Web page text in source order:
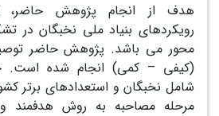
هدف از انجام پژوهش حاضر،
رویکردهای بنیاد ملی نخبگان در
محور می باشد. پژوهش حاضر
(کیفی – کمی) انجام شده است.